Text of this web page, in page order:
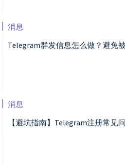
消息
Telegram群发信息怎么做？避免
消息
【避坑指南】Telegram注册常见